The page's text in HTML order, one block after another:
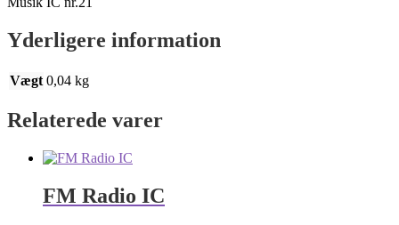
Yderligere information
Vægt 0,04 kg
Relaterede varer
FM Radio IC